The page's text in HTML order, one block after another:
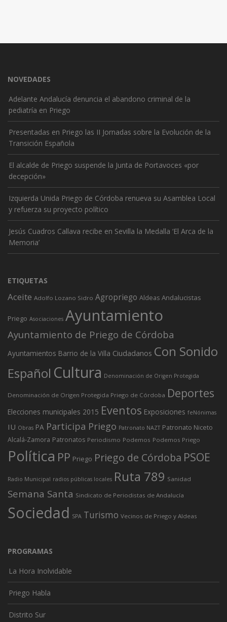
NOVEDADES
Adelante Andalucía denuncia el abandono criminal de la
pediatría en Priego
Presentadas en Priego las II Jornadas sobre la Evolución de la
Transición Española
El alcalde de Priego suspende la Junta de Portavoces «por
decepción»
Izquierda Unida Priego de Córdoba renueva su Asamblea Local
y refuerza su proyecto político
Jesús Cuadros Callava recibe en Sevilla la Medalla ‘El Arca de la
Memoria’
ETIQUETAS
Aceite Adolfo Lozano Sidro Agropriego Aldeas Andalucistas
Priego Asociaciones Ayuntamiento
Ayuntamiento de Priego de Córdoba
Ayuntamientos Barrio de la Villa Ciudadanos Con Sonido
Español Cultura Denominación de Origen Protegida
Denominación de Origen Protegida Priego de Córdoba Deportes
Elecciones municipales 2015 Eventos Exposiciones feNónimas
IU Obras PA Participa Priego Patronato NAZT Patronato Niceto
Alcalá-Zamora Patronatos Periodismo Podemos Podemos Priego
Política PP Priego Priego de Córdoba PSOE
Radio Municipal radios públicas locales Ruta 789 Sanidad
Semana Santa Sindicato de Periodistas de Andalucía
Sociedad SPA Turismo Vecinos de Priego y Aldeas
PROGRAMAS
La Hora Inolvidable
Priego Habla
Distrito Sur